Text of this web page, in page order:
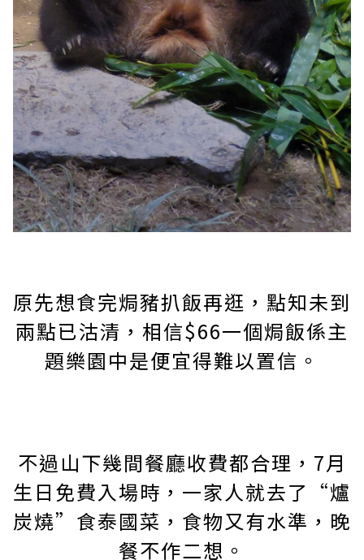
原先想食完焗豬扒飯再逛，點知未到
兩點已沽清，相信$66一個焗飯係主
題樂園中是便宜得難以置信。
不過山下幾間餐廳收費都合理，7月
生日免費入場時，一家人就去了“爐
炭燒”食泰國菜，食物又有水準，晚
餐不作二想。